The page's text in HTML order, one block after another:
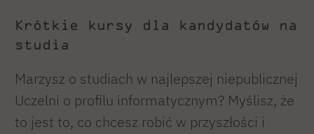
Krótkie kursy dla kandydatów na
studia
Marzysz o studiach w najlepszej niepublicznej
Uczelni o profilu informatycznym? Myślisz, że
to jest to, co chcesz robić w przyszłości i